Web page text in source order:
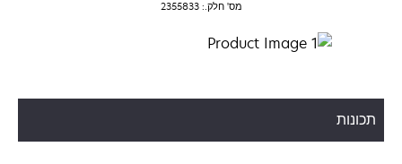
מס' חלק.: 2355833
תכונות